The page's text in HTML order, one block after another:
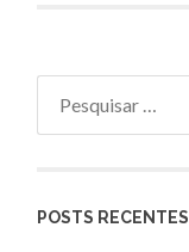
POSTS RECENTES